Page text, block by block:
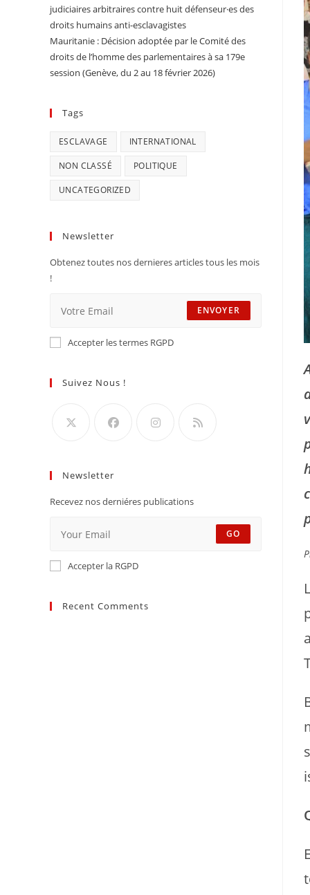
judiciaires arbitraires contre huit défenseur·es des
droits humains anti-esclavagistes
Mauritanie : Décision adoptée par le Comité des
droits de l’homme des parlementaires à sa 179e
session (Genève, du 2 au 18 février 2026)
Tags
ESCLAVAGE INTERNATIONAL
NON CLASSÉ POLITIQUE
UNCATEGORIZED
Newsletter
Obtenez toutes nos dernieres articles tous les mois
!
ENVOYER
Accepter les termes RGPD
Suivez Nous !
Newsletter
Recevez nos derniéres publications
GO
Accepter la RGPD
Recent Comments